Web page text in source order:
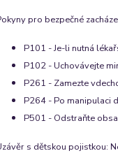
pro bezpečné
P101 - Je-li nutná
P102 - Uchovávejte
P261 - Zamezte
P264 - Po manipulaci
P501 - Odstraňte
s dětskou pojistkou: